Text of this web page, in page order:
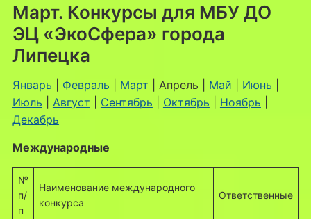
Март. Конкурсы для МБУ ДО
ЭЦ «ЭкоСфера» города
Липецка
Январь Февраль Март | Апрель | Май Июнь
Июль
Август Сентябрь Октябрь Ноябрь
Декабрь
Международные
№
п/
п
Наименование международного
конкурса
Ответственные